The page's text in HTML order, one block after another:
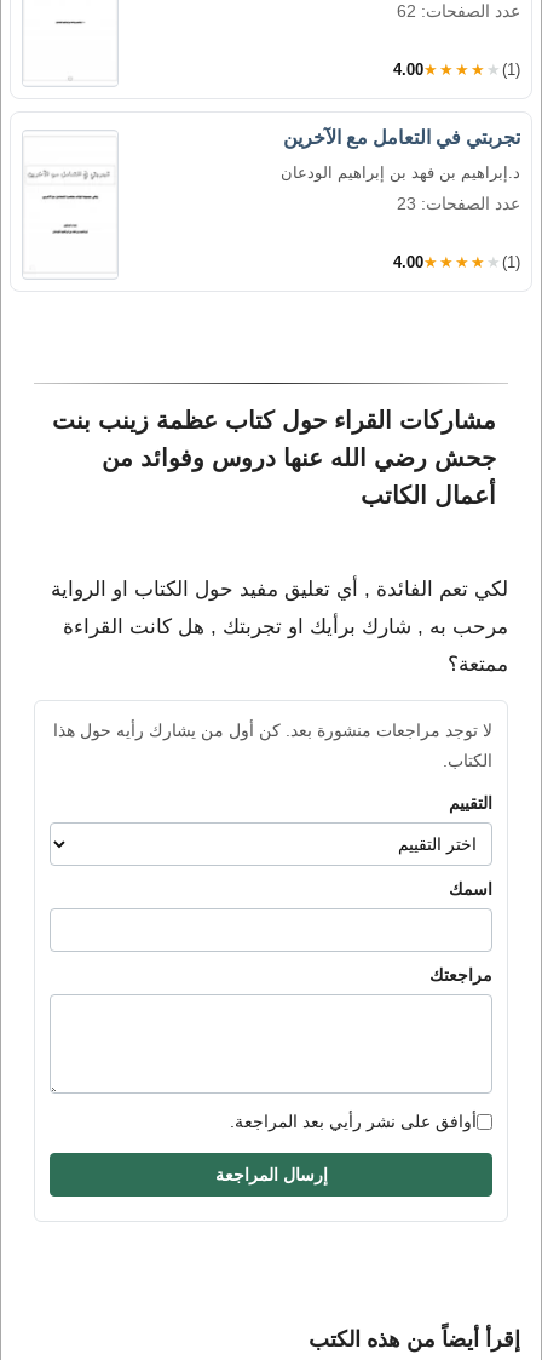
عدد الصفحات: 62
4.00★★★★★ (1)
تجربتي في التعامل مع الآخرين
د.إبراهيم بن فهد بن إبراهيم الودعان
عدد الصفحات: 23
4.00★★★★★ (1)
مشاركات القراء حول كتاب عظمة زينب بنت
جحش رضي الله عنها دروس وفوائد من
أعمال الكاتب
لكي تعم الفائدة , أي تعليق مفيد حول الكتاب او الرواية
مرحب به , شارك برأيك او تجربتك , هل كانت القراءة
ممتعة؟
لا توجد مراجعات منشورة بعد. كن أول من يشارك رأيه حول هذا
الكتاب.
التقييم
اسمك
مراجعتك
أوافق على نشر رأيي بعد المراجعة.
إرسال المراجعة
إقرأ أيضاً من هذه الكتب